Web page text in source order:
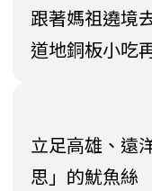
跟著媽祖遶境
道地銅板小吃
立足高雄、遠
思」的魷魚絲